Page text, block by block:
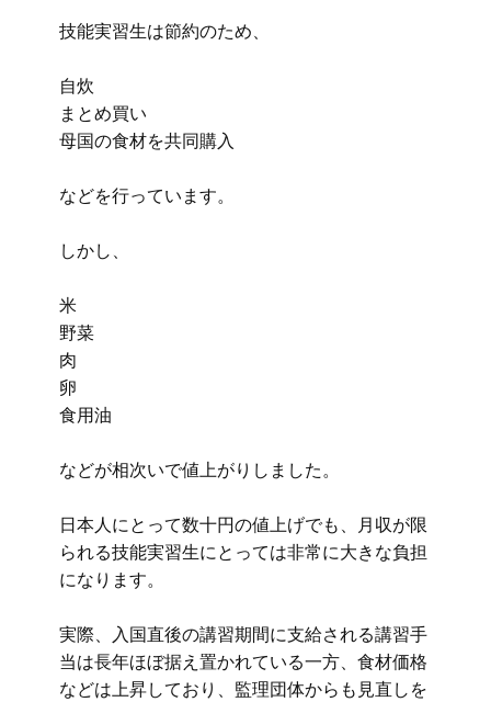
技能実習生は節約のため、
自炊
まとめ買い
母国の食材を共同購入
などを行っています。
しかし、
米
野菜
肉
卵
食用油
などが相次いで値上がりしました。
日本人にとって数十円の値上げでも、月収が限
られる技能実習生にとっては非常に大きな負担
になります。
実際、入国直後の講習期間に支給される講習手
当は長年ほぼ据え置かれている一方、食材価格
などは上昇しており、監理団体からも見直しを